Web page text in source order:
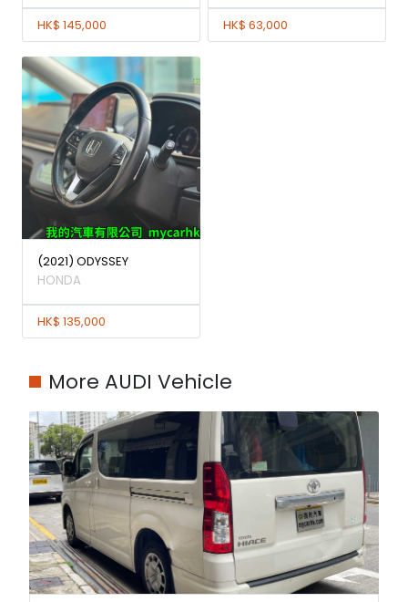
HK$ 145,000 HK$ 63,000
(2021) ODYSSEY
HONDA
HK$ 135,000
More AUDI Vehicle